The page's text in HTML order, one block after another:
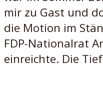
mir zu Gast und
die Motion im
FDP-Nationalrat
einreichte. Die